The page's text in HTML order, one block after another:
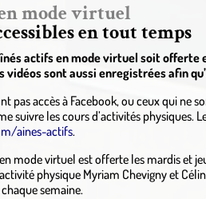
mode virtuel
en tout temps
actifs en mode virtuel soit offerte
vidéos sont aussi enregistrées afin
pas accès à Facebook, ou ceux qui
suivre les cours d’activités physiques.
aines-actifs.
mode virtuel est offerte les mardis et
physique Myriam Chevigny et
semaine.